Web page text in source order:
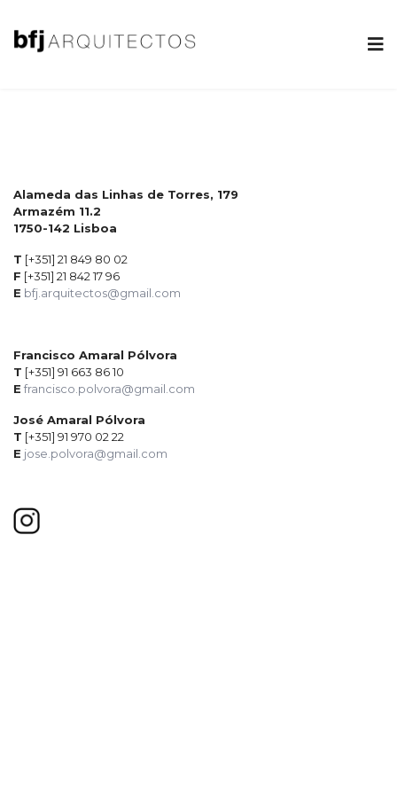
Alameda das Linhas de Torres, 179
Armazém 11.2
1750-142 Lisboa
T [+351] 21 849 80 02
F [+351] 21 842 17 96
E bfj.arquitectos@gmail.com
Francisco Amaral Pólvora
T [+351] 91 663 86 10
E francisco.polvora@gmail.com
José Amaral Pólvora
T [+351] 91 970 02 22
E jose.polvora@gmail.com